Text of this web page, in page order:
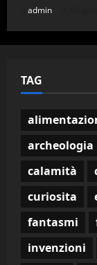
admin
TAG
archeologia
calamità
curiosita
fantasmi
invenzioni